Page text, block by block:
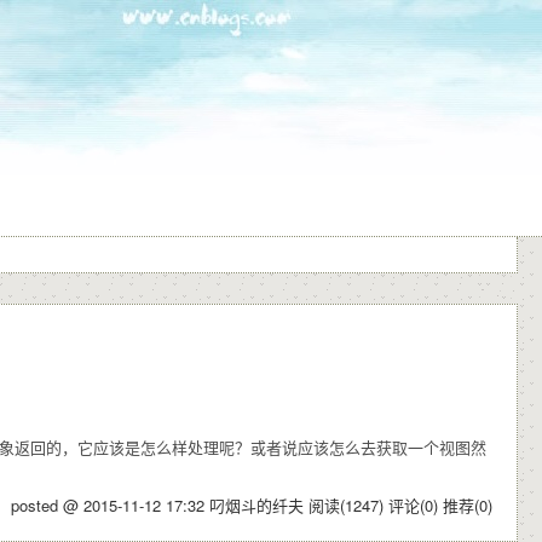
回的，它应该是怎么样处理呢？或者说应该怎么去获取一个视图然
posted @ 2015-11-12 17:32 叼烟斗的纤夫 阅读(1247) 评论(0) 推荐(0)